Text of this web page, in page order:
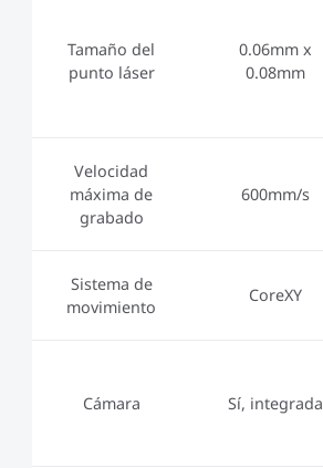
Tamaño del
punto láser
0.06mm x
0.08mm
Velocidad
máxima de
grabado
600mm/s
Sistema de
movimiento
CoreXY
Cámara Sí, integrada